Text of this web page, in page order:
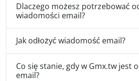
Dlaczego możesz potrzebować
wiadomości email?
Jak odłożyć wiadomość email?
Co się stanie, gdy w Gmx.tw jest
email?